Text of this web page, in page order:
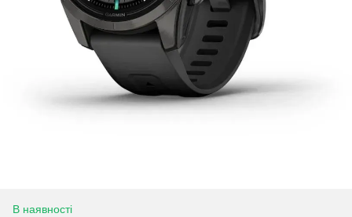
В наявності